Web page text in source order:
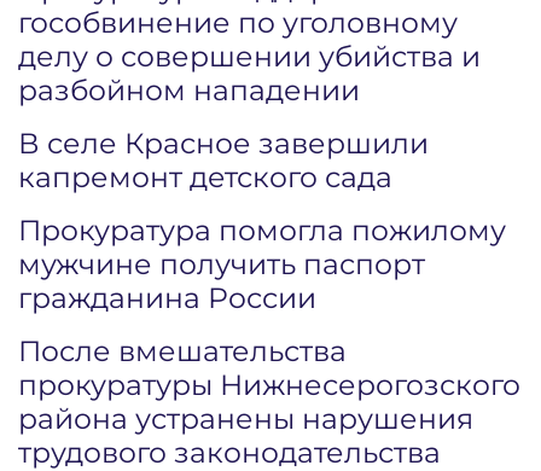
гособвинение по уголовному
делу о совершении убийства и
разбойном нападении
В селе Красное завершили
капремонт детского сада
Прокуратура помогла пожилому
мужчине получить паспорт
гражданина России
После вмешательства
прокуратуры Нижнесерогозского
района устранены нарушения
трудового законодательства